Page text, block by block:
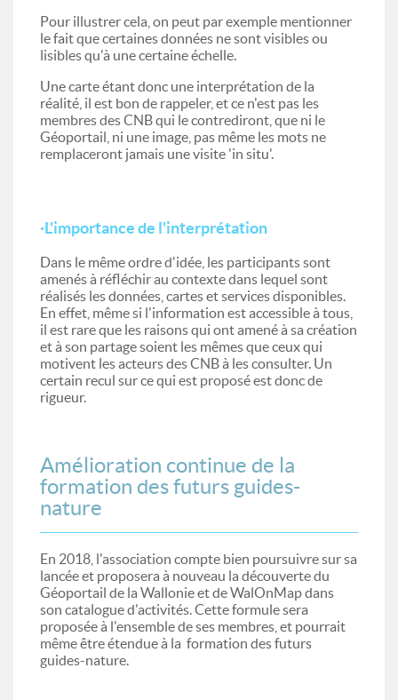
Pour illustrer cela, on peut par exemple mentionner
le fait que certaines données ne sont visibles ou
lisibles qu'à une certaine échelle.
Une carte étant donc une interprétation de la
réalité, il est bon de rappeler, et ce n'est pas les
membres des CNB qui le contrediront, que ni le
Géoportail, ni une image, pas même les mots ne
remplaceront jamais une visite 'in situ'.
·L'importance de l'interprétation
Dans le même ordre d'idée, les participants sont
amenés à réfléchir au contexte dans lequel sont
réalisés les données, cartes et services disponibles.
En effet, même si l'information est accessible à tous,
il est rare que les raisons qui ont amené à sa création
et à son partage soient les mêmes que ceux qui
motivent les acteurs des CNB à les consulter. Un
certain recul sur ce qui est proposé est donc de
rigueur.
Amélioration continue de la
formation des futurs guides-
nature
En 2018, l'association compte bien poursuivre sur sa
lancée et proposera à nouveau la découverte du
Géoportail de la Wallonie et de WalOnMap dans
son catalogue d'activités. Cette formule sera
proposée à l'ensemble de ses membres, et pourrait
même être étendue à la formation des futurs
guides-nature.